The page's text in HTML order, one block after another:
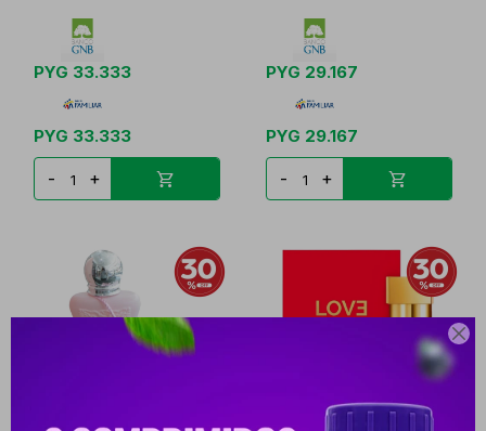

PYG 33.333
PYG 33.333
- +
PYG 29.167
PYG 29.167
- +